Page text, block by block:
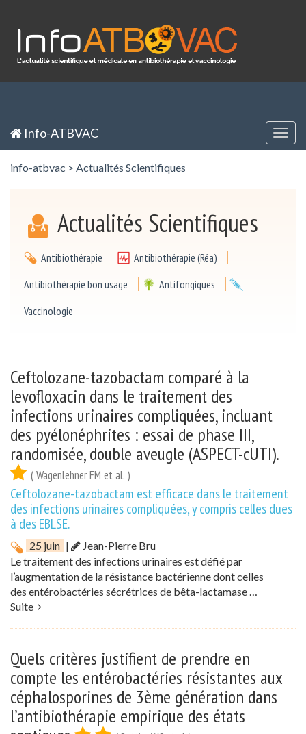
Info-ATBVAC
info-atbvac > Actualités Scientifiques
Actualités Scientifiques
Antibiothérapie
Antibiothérapie (Réa)
Antibiothérapie bon usage
Antifongiques
Vaccinologie
Ceftolozane-tazobactam comparé à la
levofloxacin dans le traitement des
infections urinaires compliquées, incluant
des pyélonéphrites : essai de phase III,
randomisée, double aveugle (ASPECT-cUTI).
( Wagenlehner FM et al. )
Ceftolozane-tazobactam est efficace dans le traitement
des infections urinaires compliquées, y compris celles dues
à des EBLSE.
25 juin |
Jean-Pierre Bru
Le traitement des infections urinaires est défié par
l’augmentation de la résistance bactérienne dont celles
des entérobactéries sécrétrices de bêta-lactamase …
Suite
Quels critères justifient de prendre en
compte les entérobactéries résistantes aux
céphalosporines de 3ème génération dans
l’antibiothérapie empirique des états